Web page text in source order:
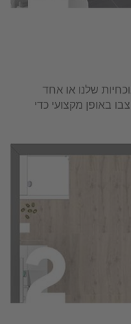
שלנו או אחד
באופן מקצועי כדי